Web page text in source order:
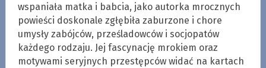
wspaniała matka i babcia, jako autorka mrocznych
powieści doskonale zgłębiła zaburzone i chore
umysły zabójców, prześladowców i socjopatów
każdego rodzaju. Jej fascynację mrokiem oraz
motywami seryjnych przestępców widać na kartach